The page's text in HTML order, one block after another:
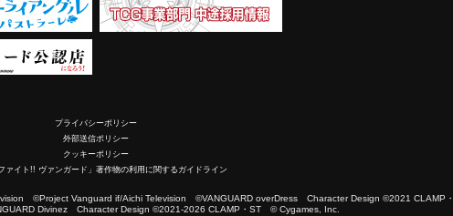
プライバシーポリシー
外部送信ポリシー
クッキーポリシー
ァイト!! ヴァンガード」著作物の利用に関するガイドライン
©Project Vanguard if/Aichi Television ©VANGUARD overDress Character Design ©2021 CLAMP
Divinez Character Design ©2021-2026 CLAMP・ST © Cygames, Inc.